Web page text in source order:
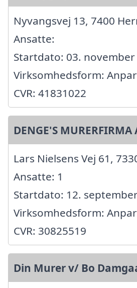
Nyvangsvej 13, 7400
Ansatte:
Startdato: 03. november
Virksomhedsform:
CVR: 41831022
DENGE'S MURERFIRMA
Lars Nielsens Vej 61,
Ansatte: 1
Startdato: 12.
Virksomhedsform:
CVR: 30825519
Din Murer v/ Bo